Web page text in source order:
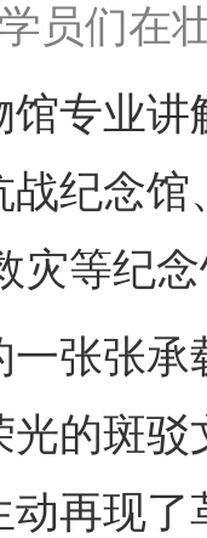
员们在
业讲
战纪念
灾等纪
张承
的斑
动再现